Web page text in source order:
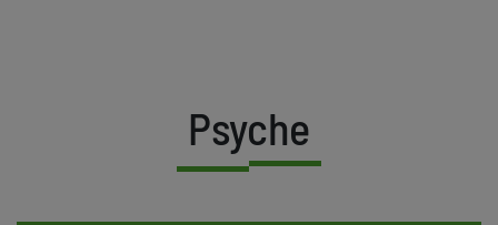
Psyche